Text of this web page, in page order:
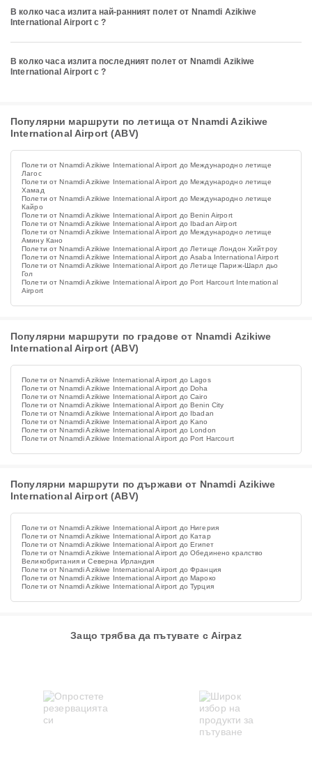
В колко часа излита най-ранният полет от Nnamdi Azikiwe
International Airport с ?
В колко часа излита последният полет от Nnamdi Azikiwe
International Airport с ?
Популярни маршрути по летища от Nnamdi Azikiwe
International Airport (ABV)
Полети от Nnamdi Azikiwe International Airport до Международно летище
Лагос
Полети от Nnamdi Azikiwe International Airport до Международно летище
Хамад
Полети от Nnamdi Azikiwe International Airport до Международно летище
Кайро
Полети от Nnamdi Azikiwe International Airport до Benin Airport
Полети от Nnamdi Azikiwe International Airport до Ibadan Airport
Полети от Nnamdi Azikiwe International Airport до Международно летище
Амину Кано
Полети от Nnamdi Azikiwe International Airport до Летище Лондон Хийтроу
Полети от Nnamdi Azikiwe International Airport до Asaba International Airport
Полети от Nnamdi Azikiwe International Airport до Летище Париж-Шарл дьо
Гол
Полети от Nnamdi Azikiwe International Airport до Port Harcourt International
Airport
Популярни маршрути по градове от Nnamdi Azikiwe
International Airport (ABV)
Полети от Nnamdi Azikiwe International Airport до Lagos
Полети от Nnamdi Azikiwe International Airport до Doha
Полети от Nnamdi Azikiwe International Airport до Cairo
Полети от Nnamdi Azikiwe International Airport до Benin City
Полети от Nnamdi Azikiwe International Airport до Ibadan
Полети от Nnamdi Azikiwe International Airport до Kano
Полети от Nnamdi Azikiwe International Airport до London
Полети от Nnamdi Azikiwe International Airport до Port Harcourt
Популярни маршрути по държави от Nnamdi Azikiwe
International Airport (ABV)
Полети от Nnamdi Azikiwe International Airport до Нигерия
Полети от Nnamdi Azikiwe International Airport до Катар
Полети от Nnamdi Azikiwe International Airport до Египет
Полети от Nnamdi Azikiwe International Airport до Обединено кралство
Великобритания и Северна Ирландия
Полети от Nnamdi Azikiwe International Airport до Франция
Полети от Nnamdi Azikiwe International Airport до Мароко
Полети от Nnamdi Azikiwe International Airport до Турция
Защо трябва да пътувате с Airpaz